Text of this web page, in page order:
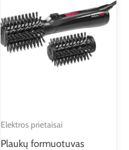
Elektros prietaisai
Plaukų formuotuvas